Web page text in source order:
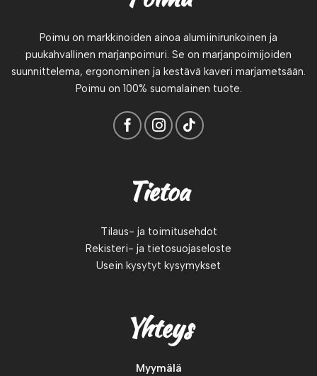
Poimu on markkinoiden ainoa alumiinirunkoinen ja
puukahvallinen marjanpoimuri. Se on marjanpoimijoiden
suunnittelema, ergonominen ja kestävä kaveri marjametsään.
Poimu on 100% suomalainen tuote.
Tietoa
Tilaus- ja toimitusehdot
Rekisteri- ja tietosuojaseloste
Usein kysytyt kysymykset
Yhteys
Myymälä